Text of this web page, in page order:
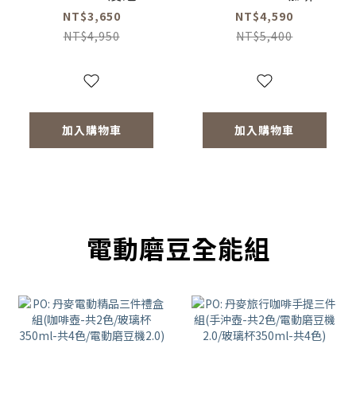
濾杯組
NT$3,650
NT$4,950
加入購物車
動磨豆機
NT$4,590
NT$5,400
加入購物車
電動磨豆全能組